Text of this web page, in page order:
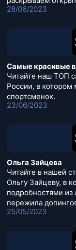
28/06/2023
Самые красивые
Читайте наш ТОП
России, в
спортсменок.
23/06/2023
Ольга Зайцева
Читайте в нашей
Ольгу Зайцеву, в
подробностями из
пережила
25/05/2023